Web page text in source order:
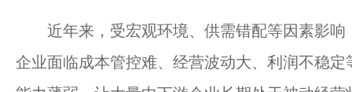
近年来，受宏观环境、供需错配等因素影响
企业面临成本管控难、经营波动大、利润不稳